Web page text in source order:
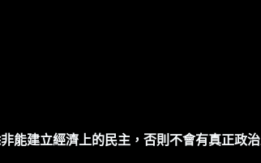
非能建立經濟上的民主，否則不會有真正政治